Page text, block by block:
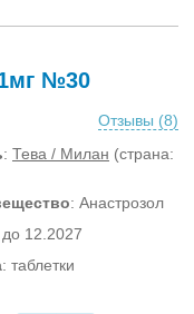
№30
Отзывы (8)
: Тева / Милан (страна:
: Анастрозол
до 12.2027
: таблетки